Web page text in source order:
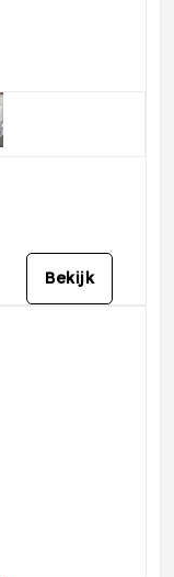
Bekijk